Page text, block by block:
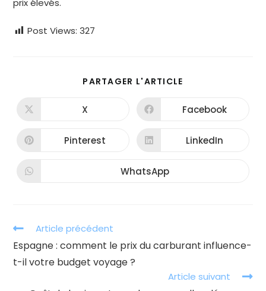
prix élevés.
Post Views: 327
PARTAGER L'ARTICLE
CONTENU
Ouvrir
autre
fenêtre
X Ouvrir
autre
fenêtre
Facebook
Ouvrir
Pinterest Ouvrir
LinkedIn
Ouvrir
WhatsApp
Read
articles
Article précédent
Espagne : comment le prix du carburant influence-
t-il votre budget voyage ?
Article suivant